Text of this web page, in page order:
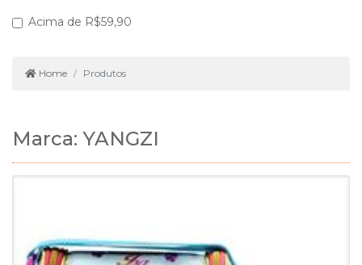
Acima de R$59,90
Home Produtos
Marca: YANGZI